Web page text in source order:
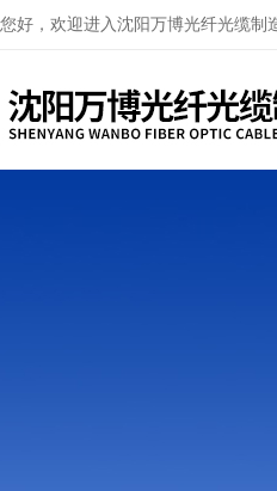
您好，欢迎进入沈阳万博光纤光缆制